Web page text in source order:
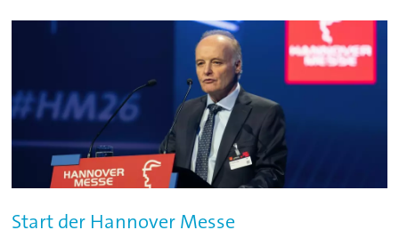
Start der Hannover Messe